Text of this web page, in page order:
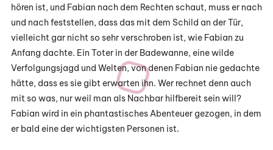
hören ist, und Fabian nach dem Rechten schaut, muss er nach
und nach feststellen, dass das mit dem Schild an der Tür,
vielleicht gar nicht so sehr verschroben ist, wie Fabian zu
Anfang dachte. Ein Toter in der Badewanne, eine wilde
Verfolgungsjagd und Welten, von denen Fabian nie gedachte
hätte, dass es sie gibt erwarten ihn. Wer rechnet denn auch
mit so was, nur weil man als Nachbar hilfbereit sein will?
Fabian wird in ein phantastisches Abenteuer gezogen, in dem
er bald eine der wichtigsten Personen ist.